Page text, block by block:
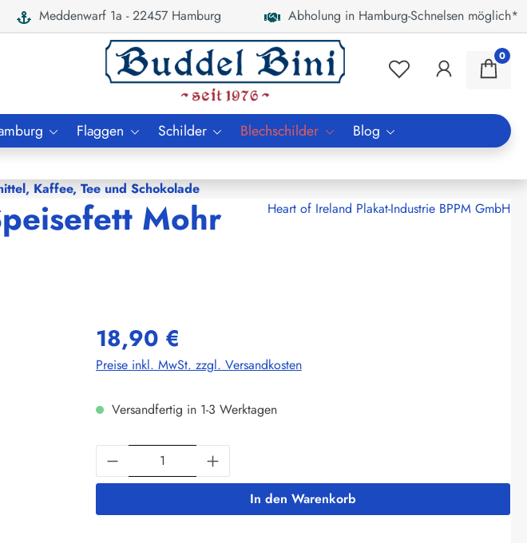
Meddenwarf 1a - 22457 Hamburg Abholung in Hamburg-Schnelsen möglich*
0
Flaggen Schilder Blechschilder Blog
Kaffee, Tee und Schokolade
Mohr
Heart of Ireland Plakat-Industrie BPPM GmbH
18,90 €
Preise inkl. MwSt. zzgl. Versandkosten
Versandfertig in 1-3 Werktagen
Produkt Anzahl: Gib den gewünschten Wert ein
In den Warenkorb